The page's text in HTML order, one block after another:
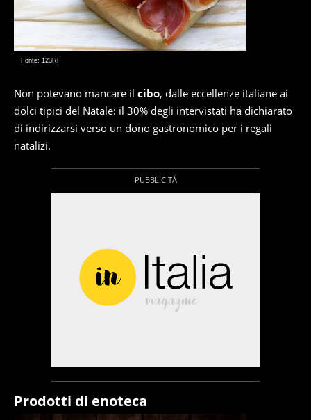
Fonte: 123RF
Non potevano mancare il cibo, dalle eccellenze italiane ai
dolci tipici del Natale: il 30% degli intervistati ha dichiarato
di indirizzarsi verso un dono gastronomico per i regali
natalizi.
Prodotti di enoteca